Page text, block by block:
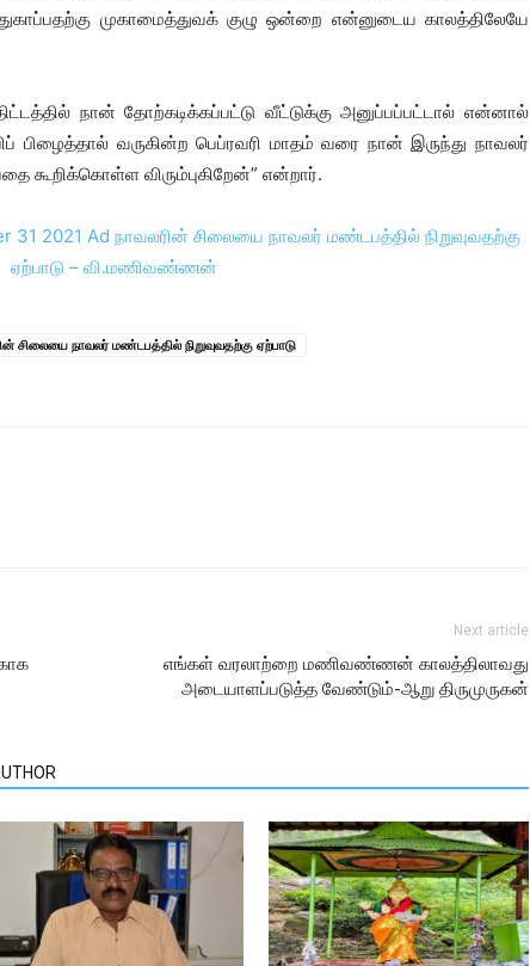
முகாமைத்துவக் குழு ஒன்றை என்னுடைய காலத்திலேயே
நான் தோற்கடிக்கப்பட்டு வீட்டுக்கு அனுப்பப்பட்டால் என்னால்
பிழைத்தால் வருகின்ற பெப்ரவரி மாதம் வரை நான் இருந்து நாவலர்
கூறிக்கொள்ள விரும்புகிறேன்” என்றார்.
சிலையை நாவலர் மண்டபத்தில் நிறுவுவதற்கு ஏற்பாடு
Next article
எங்கள் வரலாற்றை மணிவண்ணன் காலத்திலாவது
அடையாளப்படுத்த வேண்டும்-ஆறு திருமுருகன்